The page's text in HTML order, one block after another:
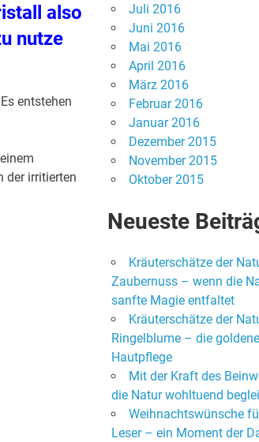
also
nutze
entstehen
der irritierten
Juli 2016
Juni 2016
Mai 2016
April 2016
März 2016
Februar 2016
Januar 2016
Dezember 2015
November 2015
Oktober 2015
Neueste
Kräuterschätze der
Zaubernuss – wenn die
sanfte Magie entfaltet
Kräuterschätze der
Ringelblume – die
Hautpflege
Mit der Kraft des
die Natur wohltuend
Weihnachtswünsche
Leser – ein Moment der